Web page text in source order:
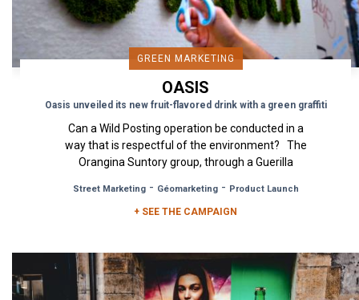
GREEN MARKETING
OASIS
Oasis unveiled its new fruit-flavored drink with a green graffiti
Can a Wild Posting operation be conducted in a
way that is respectful of the environment? The
Orangina Suntory group, through a Guerilla
Street Marketing- Géomarketing- Product Launch
+ SEE THE CAMPAIGN